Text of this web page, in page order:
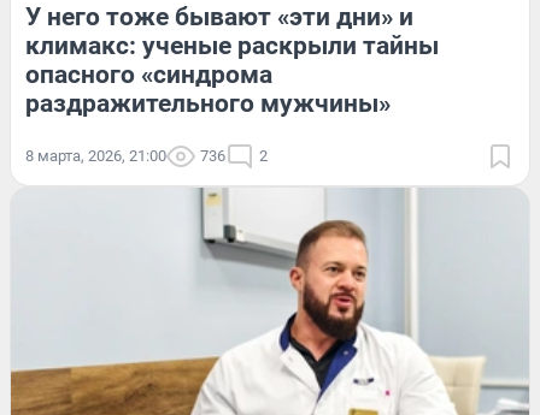
У него тоже бывают «эти дни» и
климакс: ученые раскрыли тайны
опасного «синдрома
раздражительного мужчины»
8 марта, 2026, 21:00 736 2